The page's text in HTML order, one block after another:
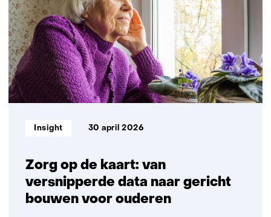
door
onderzoek
naar
bodem-
en
gebouwinteractie
Zorg op de kaart: van
versnipperde data naar gericht
bouwen voor ouderen
Informatietype:
Insight 30 april 2026